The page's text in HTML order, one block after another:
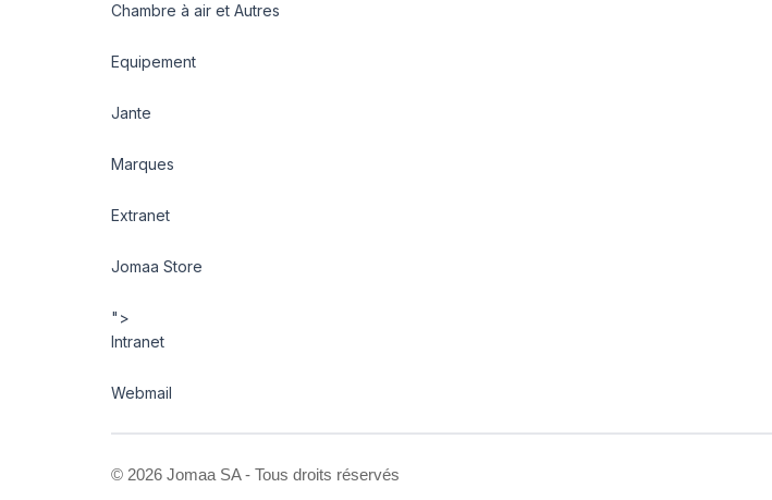
Chambre à air et Autres
Equipement
Jante
Marques
Extranet
Jomaa Store
">
Intranet
Webmail
© 2026 Jomaa SA - Tous droits réservés